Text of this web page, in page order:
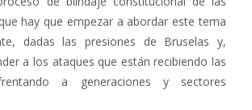
hay que empezar a abordar este tema
dadas las presiones de Bruselas y,
a los ataques que están recibiendo las
a generaciones y sectores